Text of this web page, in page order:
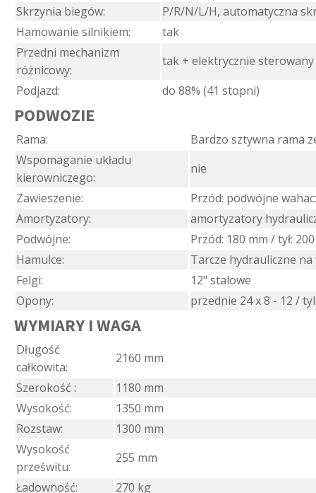
Skrzynia biegów:
P/R/N/L/H, automatyczna
Hamowanie silnikiem:
tak
Przedni mechanizm
różnicowy:
tak + elektrycznie sterowany
Podjazd:
do 88% (41 stopni)
PODWOZIE
Rama:
Bardzo sztywna rama
Wspomaganie układu
kierowniczego:
nie
Zawieszenie:
Przód: podwójne
Amortyzatory:
amortyzatory
Podwójne:
Przód: 180 mm / tył:
Hamulce:
Tarcze hydrauliczne na
Felgi:
12" stalowe
Opony:
przednie 24 x 8 - 12 /
WYMIARY I WAGA
Długość
całkowita:
2160 mm
Szerokość :
1180 mm
Wysokość:
1350 mm
Rozstaw:
1300 mm
Wysokość
prześwitu:
255 mm
Ładowność:
270 kg